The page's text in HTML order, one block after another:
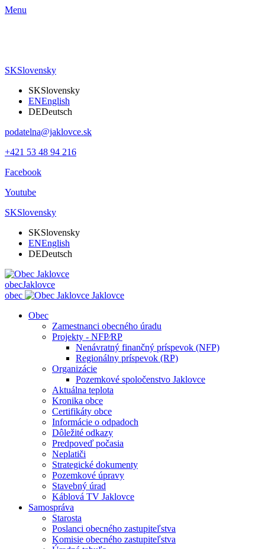
Menu
SKSlovensky
SKSlovensky
ENEnglish
DEDeutsch
podatelna@jaklovce.sk
+421 53 48 94 216
Facebook
Youtube
SKSlovensky
SKSlovensky
ENEnglish
DEDeutsch
obecJaklovce
obec
Jaklovce
Obec
Zamestnanci obecného úradu
Projekty - NFP⁄RP
Nenávratný finančný príspevok (NFP)
Regionálny príspevok (RP)
Organizácie
Pozemkové spoločenstvo Jaklovce
Aktuálna teplota
Kronika obce
Certifikáty obce
Informácie o odpadoch
Dôležité odkazy
Predpoveď počasia
Neplatiči
Strategické dokumenty
Pozemkové úpravy
Stavebný úrad
Káblová TV Jaklovce
Samospráva
Starosta
Poslanci obecného zastupiteľstva
Komisie obecného zastupiteľstva